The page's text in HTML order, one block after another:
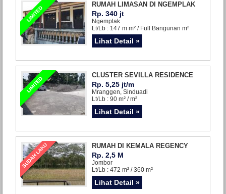
LIMITED
RUMAH LIMASAN DI NGEMPLAK
Rp. 340 jt
Ngemplak
Lt/Lb : 147 m m² / Full Bangunan m²
Lihat Detail »
LIMITED
CLUSTER SEVILLA RESIDENCE
Rp. 5,25 jt/m
Mranggen, Sinduadi
Lt/Lb : 90 m² / m²
Lihat Detail »
SUDAH LAKU RUMAH DI KEMALA REGENCY
Rp. 2,5 M
Jombor
Lt/Lb : 472 m² / 360 m²
Lihat Detail »